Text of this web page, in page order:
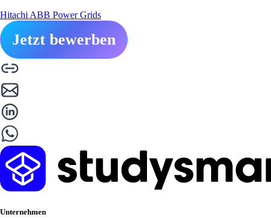
Hitachi ABB Power Grids
Jetzt bewerben
Unternehmen